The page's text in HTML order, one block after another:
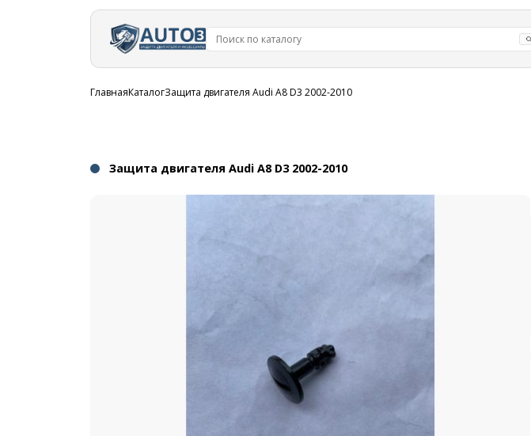
Строка
ГлавнаяКаталогЗащита двигателя Audi A8 D3 2002-2010
Защита двигателя Audi A8 D3 2002-2010